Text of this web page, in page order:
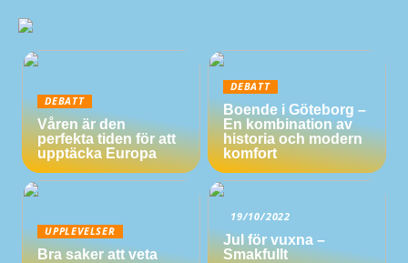
DEBATT
Våren är den
perfekta tiden för att
upptäcka Europa
DEBATT
Boende i Göteborg –
En kombination av
historia och modern
komfort
UPPLEVELSER
Bra saker att veta
19/10/2022
Jul för vuxna –
Smakfullt